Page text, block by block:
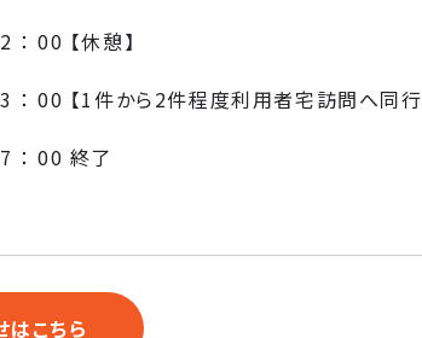
： 00 【休憩】
： 00 【1件から2件程度利用者宅訪問へ同行
： 00 終了
こちら